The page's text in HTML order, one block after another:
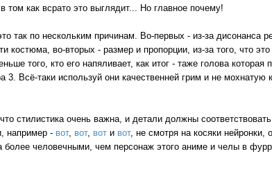
том как всрато это выглядит... Но главное почему!
так по нескольким причинам. Во-первых - из-за дисонанса
костюма, во-вторых - размер и пропорции, из-за того, что
того, кто его напяливает, как итог - таже голова которая
3. Всё-таки используй они качественней грим и не мохнатую
стилистика очень важна, и детали должны
например - вот, вот, вот и вот, не смотря на косяки нейронки,
более человечными, чем персонаж этого аниме и челы в